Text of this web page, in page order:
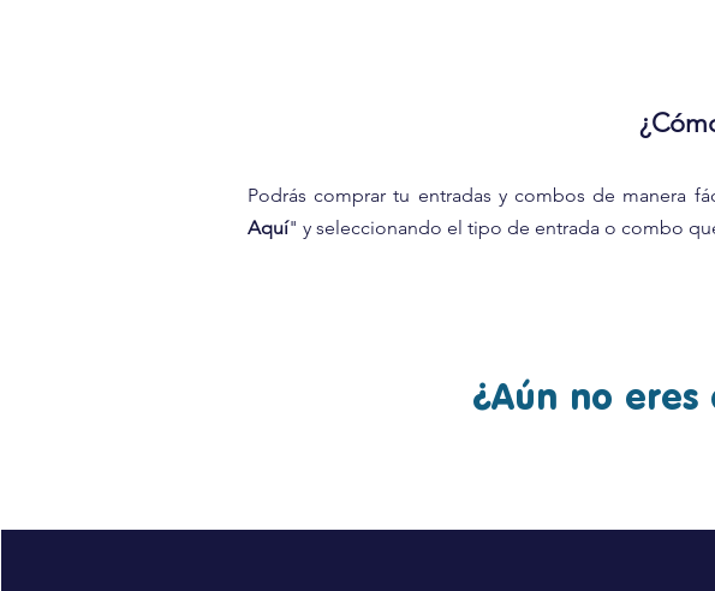
Podrás comprar tu entradas y combos de manera
Aquí" y seleccionando el tipo de entrada o combo
¿Aún no eres